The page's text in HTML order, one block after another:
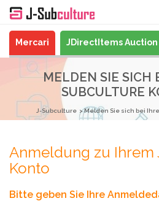
Mercari JDirectItems Auction
MELDEN SIE SICH
SUBCULTURE
J-Subculture Melden Sie sich bei
Anmeldung zu
Konto
Bitte geben Sie Ihre